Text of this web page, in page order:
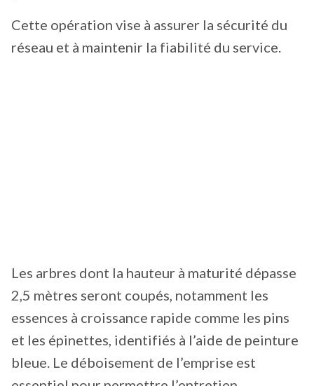
Cette opération vise à assurer la sécurité du
réseau et à maintenir la fiabilité du service.
Les arbres dont la hauteur à maturité dépasse
2,5 mètres seront coupés, notamment les
essences à croissance rapide comme les pins
et les épinettes, identifiés à l’aide de peinture
bleue. Le déboisement de l’emprise est